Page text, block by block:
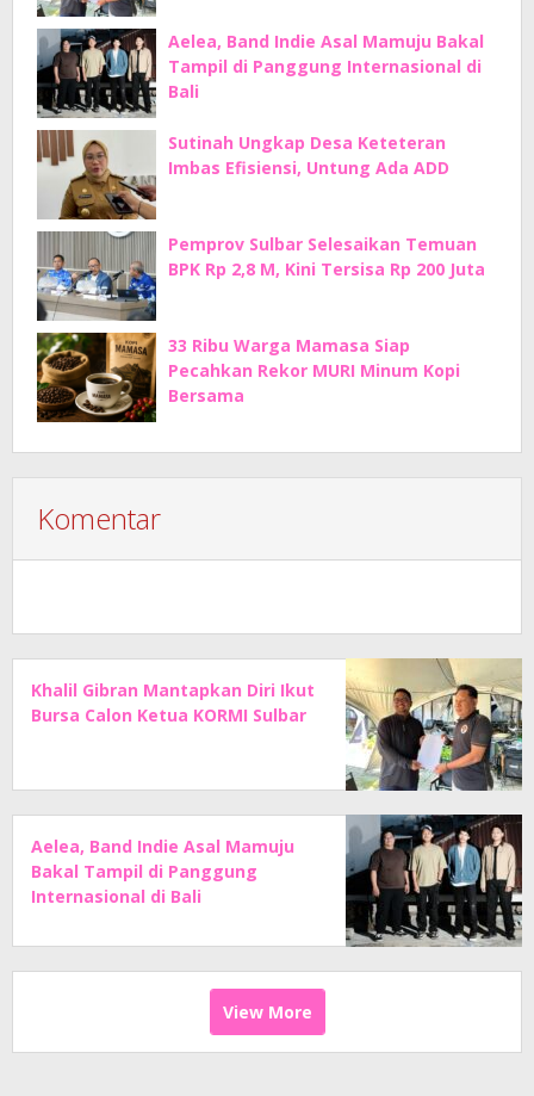
Aelea, Band Indie Asal Mamuju Bakal
Tampil di Panggung Internasional di
Bali
Sutinah Ungkap Desa Keteteran
Imbas Efisiensi, Untung Ada ADD
Pemprov Sulbar Selesaikan Temuan
BPK Rp 2,8 M, Kini Tersisa Rp 200 Juta
33 Ribu Warga Mamasa Siap
Pecahkan Rekor MURI Minum Kopi
Bersama
Komentar
Khalil Gibran Mantapkan Diri Ikut
Bursa Calon Ketua KORMI Sulbar
Aelea, Band Indie Asal Mamuju
Bakal Tampil di Panggung
Internasional di Bali
View More